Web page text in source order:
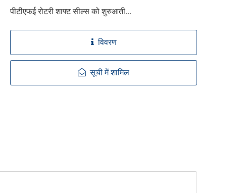
पीटीएफई रोटरी शाफ्ट सील्स को शुरुआती...
विवरण
सूची में शामिल